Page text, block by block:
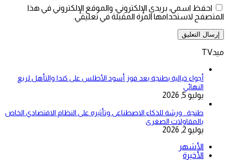
احفظ اسمي، بريدي الإلكتروني، والموقع الإلكتروني في هذا
المتصفح لاستخدامها المرة المقبلة في تعليقي.
ميدTV
أجواء خيالية بطنجة بعد فوز أسود الأطلس على كندا والتأهل لربع
النهائي
يوليو 5, 2026
طنجة.. ورشة للذكاء الاصطناعى وتأثيره على النظام الاقتصادي الخاص
بالمقاولات الصغرى
يوليو 2, 2026
الأشهر
الأخيرة